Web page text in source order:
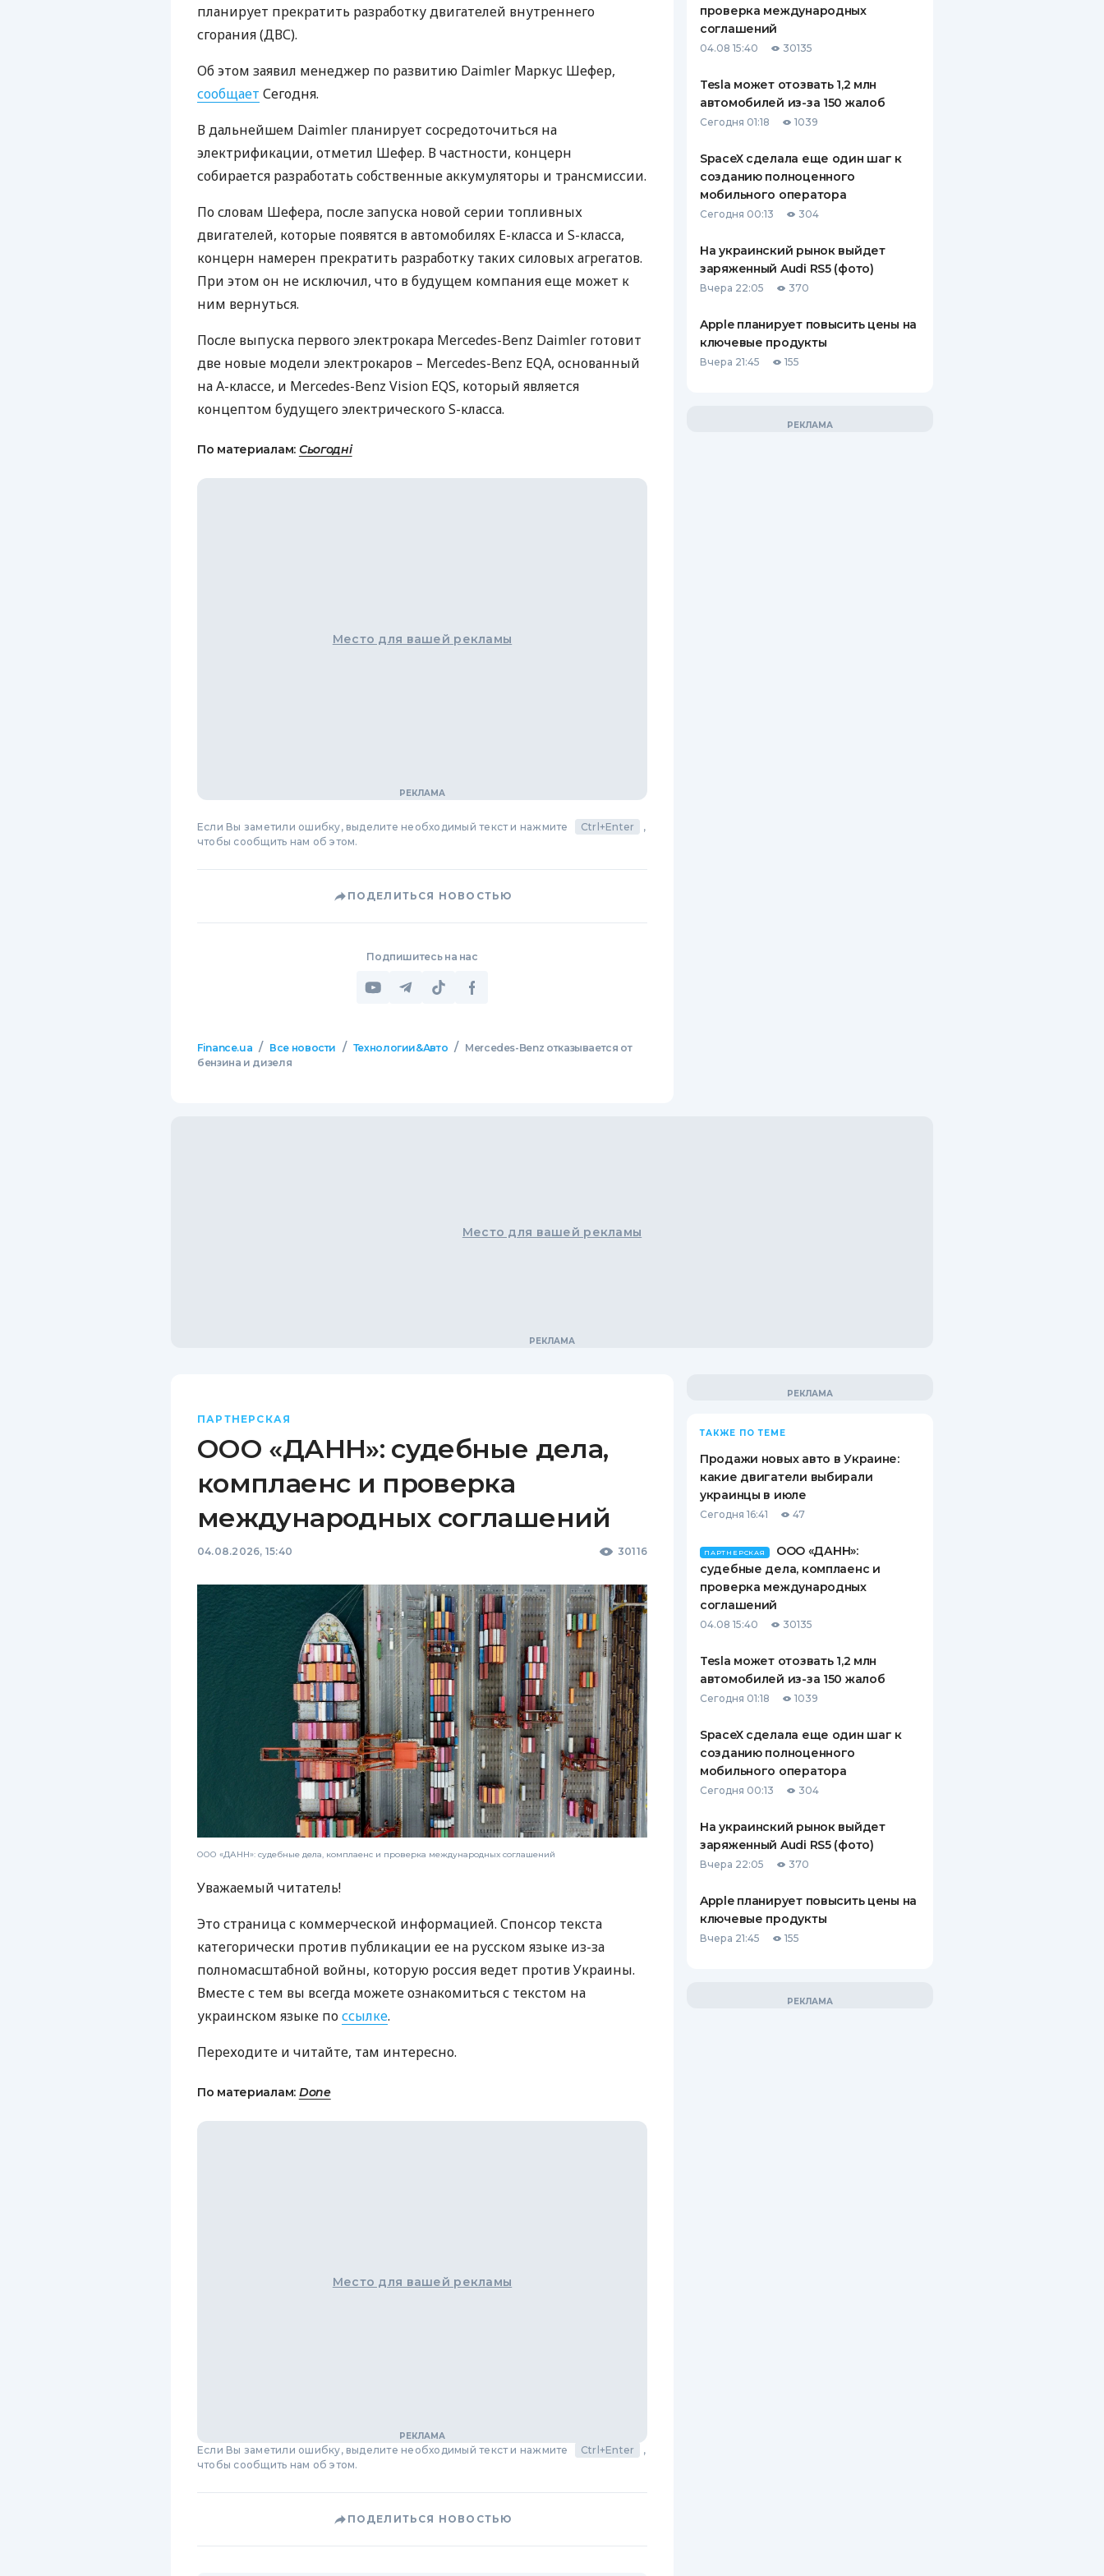
ПУТЕВОДИТЕЛИ ПО
ПУТЕВОДИТЕЛИ ПО
СТРАХОВЫЕ КОМПАНИИ
КОМПАНИЯХ
ДОСТАВКА И ОПЛАТА
КОНТАКТЫ
планирует прекратить разработку двигателей внутреннего
сгорания (ДВС).
Об этом заявил менеджер по развитию Daimler Маркус Шефер,
сообщает Сегодня.
В дальнейшем Daimler планирует сосредоточиться на
электрификации, отметил Шефер. В частности, концерн
собирается разработать собственные аккумуляторы и трансмиссии.
По словам Шефера, после запуска новой серии топливных
двигателей, которые появятся в автомобилях E-класса и S-класса,
концерн намерен прекратить разработку таких силовых агрегатов.
При этом он не исключил, что в будущем компания еще может к
ним вернуться.
После выпуска первого электрокара Mercedes-Benz Daimler готовит
две новые модели электрокаров – Mercedes-Benz EQA, основанный
на А-классе, и Mercedes-Benz Vision EQS, который является
концептом будущего электрического S-класса.
По материалам: Сьогодні
Место для вашей рекламы
Если Вы заметили ошибку, выделите необходимый текст и нажмите Ctrl+Enter
,
чтобы сообщить нам об этом.
ПОДЕЛИТЬСЯ НОВОСТЬЮ
Подпишитесь на нас
Finance.ua / Все новости / Технологии&Авто /
Mercedes-Benz отказывается от
бензина и дизеля
проверка международных
соглашений
04.08 15:40 30135
Tesla может отозвать 1,2 млн
автомобилей из-за 150 жалоб
Сегодня 01:18 1039
SpaceX сделала еще один шаг к
созданию полноценного
мобильного оператора
Сегодня 00:13 304
На украинский рынок выйдет
заряженный Audi RS5 (фото)
Вчера 22:05 370
Apple планирует повысить цены на
ключевые продукты
Вчера 21:45 155
Место для вашей рекламы
ПАРТНЕРСКАЯ
ООО «ДАНН»: судебные дела,
комплаенс и проверка
международных соглашений
04.08.2026, 15:40 30116
ООО «ДАНН»: судебные дела, комплаенс и проверка международных соглашений
Уважаемый читатель!
Это страница с коммерческой информацией. Спонсор текста
категорически против публикации ее на русском языке из-за
полномасштабной войны, которую россия ведет против Украины.
Вместе с тем вы всегда можете ознакомиться с текстом на
украинском языке поссылке.
Переходите и читайте, там интересно.
По материалам: Done
Место для вашей рекламы
Если Вы заметили ошибку, выделите необходимый текст и нажмите Ctrl+Enter
,
чтобы сообщить нам об этом.
ПОДЕЛИТЬСЯ НОВОСТЬЮ
ТАКЖЕ ПО ТЕМЕ
Продажи новых авто в Украине:
какие двигатели выбирали
украинцы в июле
Сегодня 16:41 47
ПАРТНЕРСКАЯ
ООО «ДАНН»:
судебные дела, комплаенс и
проверка международных
соглашений
04.08 15:40 30135
Tesla может отозвать 1,2 млн
автомобилей из-за 150 жалоб
Сегодня 01:18 1039
SpaceX сделала еще один шаг к
созданию полноценного
мобильного оператора
Сегодня 00:13 304
На украинский рынок выйдет
заряженный Audi RS5 (фото)
Вчера 22:05 370
Apple планирует повысить цены на
ключевые продукты
Вчера 21:45 155